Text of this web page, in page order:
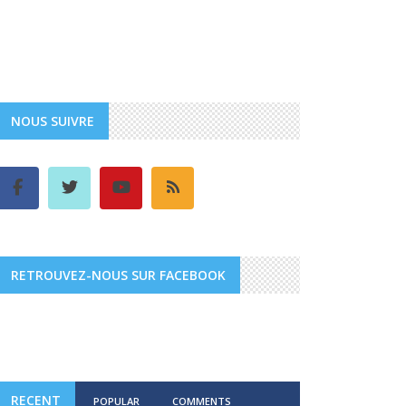
NOUS SUIVRE
RETROUVEZ-NOUS SUR FACEBOOK
RECENT POPULAR COMMENTS